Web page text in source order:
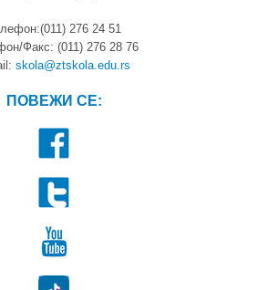
276 24 51
Факс: (011) 276 28 76
skola@ztskola.edu.rs
ПОВЕЖИ СЕ: